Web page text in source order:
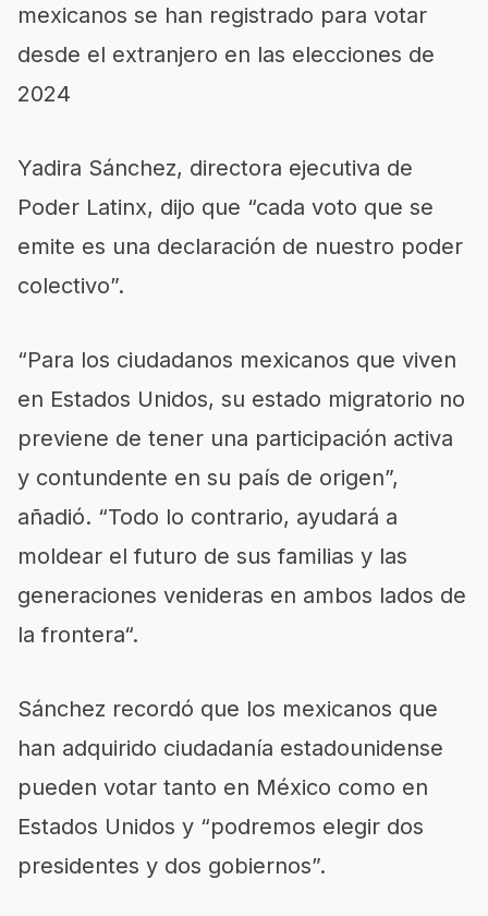
mexicanos se han registrado para votar
desde el extranjero en las elecciones de
2024
Yadira Sánchez, directora ejecutiva de
Poder Latinx, dijo que “cada voto que se
emite es una declaración de nuestro poder
colectivo”.
“Para los ciudadanos mexicanos que viven
en Estados Unidos, su estado migratorio no
previene de tener una participación activa
y contundente en su país de origen”,
añadió. “Todo lo contrario, ayudará a
moldear el futuro de sus familias y las
generaciones venideras en ambos lados de
la frontera“.
Sánchez recordó que los mexicanos que
han adquirido ciudadanía estadounidense
pueden votar tanto en México como en
Estados Unidos y “podremos elegir dos
presidentes y dos gobiernos”.